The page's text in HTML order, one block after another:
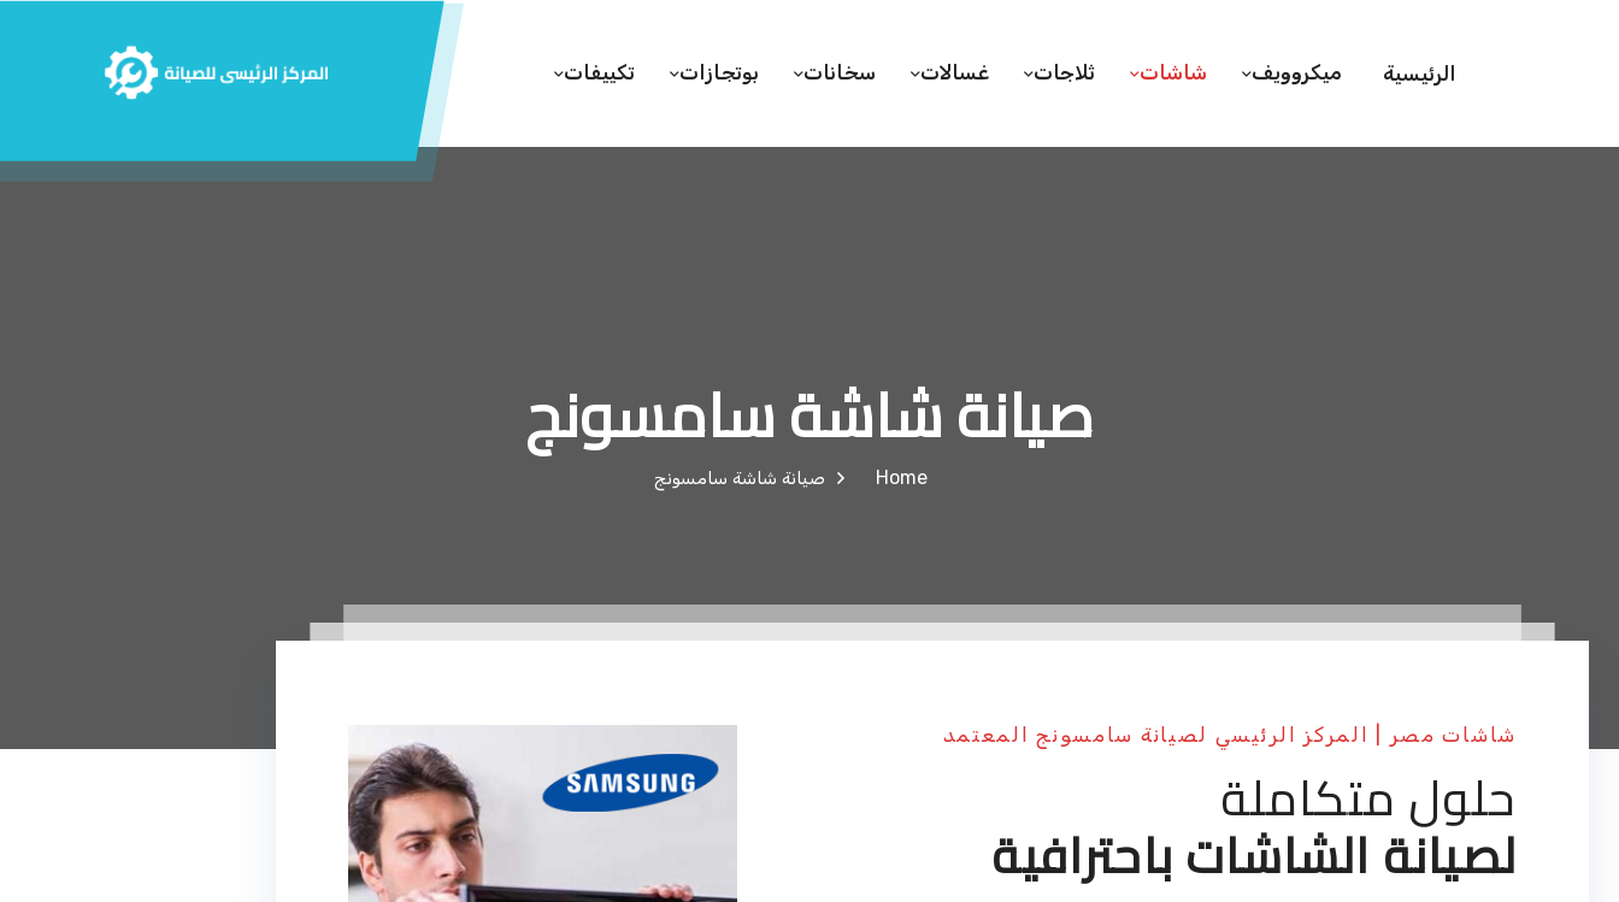
الرئيسية ميكروويف شاشات ثلاجات غسالات سخانات بوتجازات تكييفات
صيانة شاشة سامسونج
Home صيانة شاشة سامسونج
شاشات مصر | المركز الرئيسي لصيانة سامسونج المعتمد
حلول متكاملة
لصيانة الشاشات باحترافية